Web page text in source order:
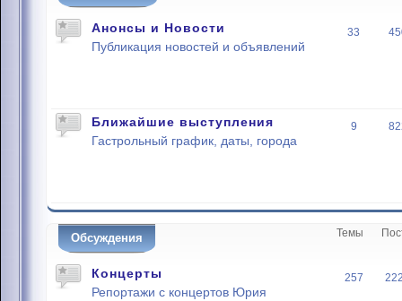
Анонсы и Новости
Публикация новостей и объявлений
33
Ближайшие выступления
Гастрольный график, даты, города
9
Обсуждения Темы
Концерты
Репортажи с концертов Юрия
257